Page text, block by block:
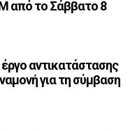
από το Σάββατο 8
αντικατάστασης
για τη σύμβαση